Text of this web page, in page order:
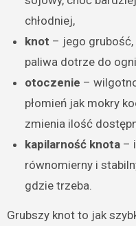
chłodniej,
knot – jego grubość,
paliwa dotrze do
otoczenie –
płomień jak mokry
zmienia ilość
kapilarność knota–
równomierny i
gdzie trzeba.
Grubszy knot to jak